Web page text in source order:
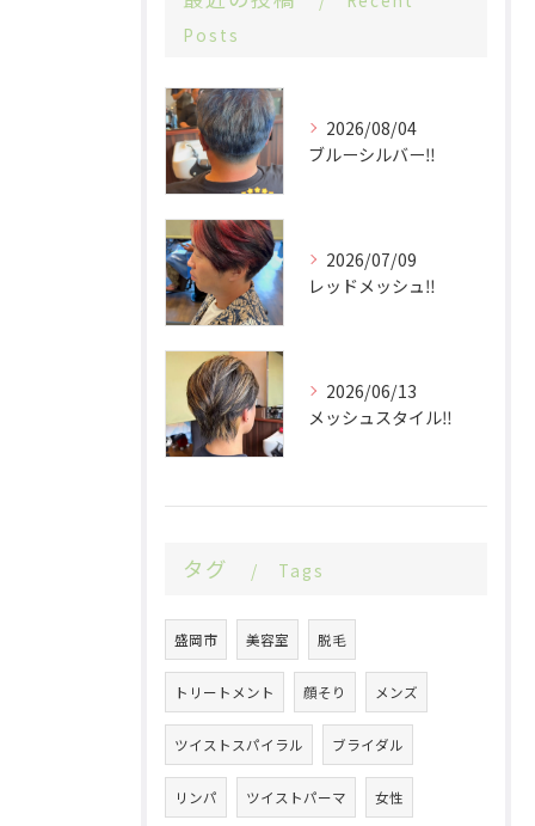
Posts
2026/08/04
ブルーシルバー‼️
2026/07/09
レッドメッシュ‼️
2026/06/13
メッシュスタイル‼️
タグ Tags
盛岡市 美容室 脱毛
トリートメント 顔そり メンズ
ツイストスパイラル ブライダル
リンパ ツイストパーマ 女性